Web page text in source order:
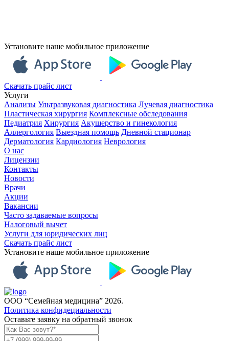
Установите наше мобильное приложение
Скачать прайс лист
Услуги
Анализы Ультразвуковая диагностика Лучевая диагностика
Пластическая хирургия Комплексные обследования
Педиатрия Хирургия Акушерство и гинекология
Аллергология Выездная помощь Дневной стационар
Дерматология Кардиология Неврология
О нас
Лицензии
Контакты
Новости
Врачи
Акции
Вакансии
Часто задаваемые вопросы
Налоговый вычет
Услуги для юридических лиц
Скачать прайс лист
Установите наше мобильное приложение
ООО “Семейная медицина” 2026.
Политика конфидециальности
Оставьте заявку на обратный звонок